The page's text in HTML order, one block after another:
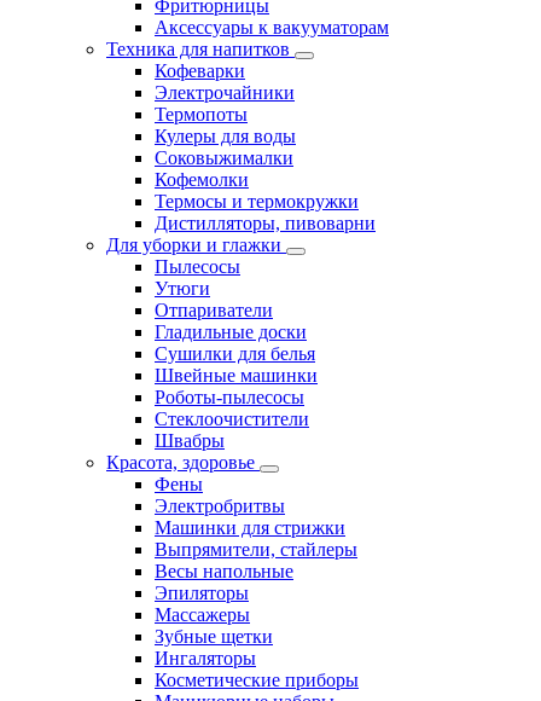
Фритюрницы
Аксессуары к вакууматорам
Техника для напитков
Кофеварки
Электрочайники
Термопоты
Кулеры для воды
Соковыжималки
Кофемолки
Термосы и термокружки
Дистилляторы, пивоварни
Для уборки и глажки
Пылесосы
Утюги
Отпариватели
Гладильные доски
Сушилки для белья
Швейные машинки
Роботы-пылесосы
Стеклоочистители
Швабры
Красота, здоровье
Фены
Электробритвы
Машинки для стрижки
Выпрямители, стайлеры
Весы напольные
Эпиляторы
Массажеры
Зубные щетки
Ингаляторы
Косметические приборы